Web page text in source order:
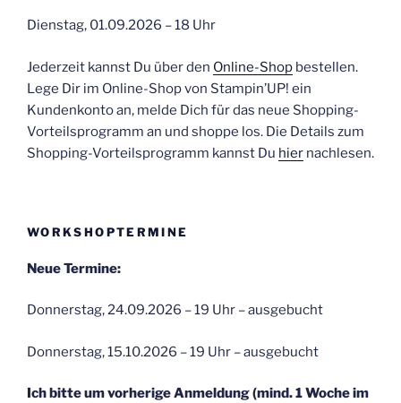
Dienstag, 01.09.2026 – 18 Uhr
Jederzeit kannst Du über den Online-Shop bestellen.
Lege Dir im Online-Shop von Stampin’UP! ein
Kundenkonto an, melde Dich für das neue Shopping-
Vorteilsprogramm an und shoppe los. Die Details zum
Shopping-Vorteilsprogramm kannst Du hier nachlesen.
WORKSHOPTERMINE
Neue Termine:
Donnerstag, 24.09.2026 – 19 Uhr – ausgebucht
Donnerstag, 15.10.2026 – 19 Uhr – ausgebucht
Ich bitte um vorherige Anmeldung (mind. 1 Woche im